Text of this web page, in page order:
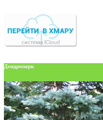
Дендропарк